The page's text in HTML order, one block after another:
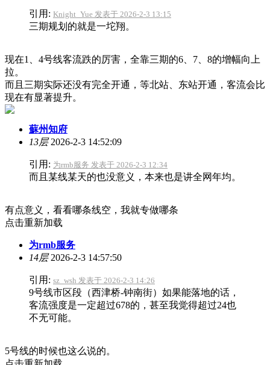
引用: Knight_Yue 发表于 2026-2-3 13:15
三期规划的就是一坨翔。
现在1、4号线客流跌的厉害，全靠三期的6、7、8的增幅向上
拉。
而且三期实际还没有完全开通，等北站、东站开通，客流会比
现在有显著提升。
蘇州知府
13层2026-2-3 14:52:09
引用: 为rmb服务 发表于 2026-2-3 12:34
而且某线某天的也没意义，本来也是讲全网年均。
有点意义，看看哪条线空，我就专做哪条
点击重新加载
为rmb服务
14层2026-2-3 14:57:50
引用: sz_wsh 发表于 2026-2-3 14:26
9号线市区段（西津桥-钟南街）如果能落地的话，
客流强度是一定超过678的，甚至我觉得超过24也
不无可能。
5号线的时候也这么说的。